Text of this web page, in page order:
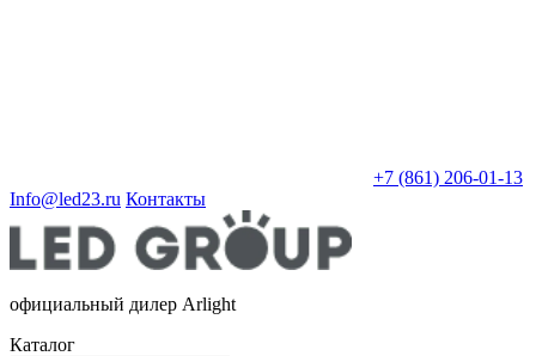
+7 (861) 206-01-13
Info@led23.ru Контакты
официальный дилер Arlight
Каталог